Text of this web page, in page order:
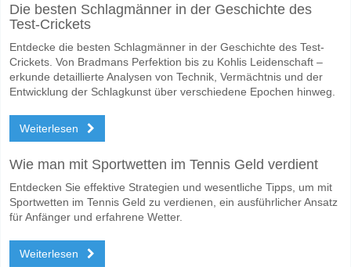
Die besten Schlagmänner in der Geschichte des
Test-Crickets
Entdecke die besten Schlagmänner in der Geschichte des Test-
Crickets. Von Bradmans Perfektion bis zu Kohlis Leidenschaft –
erkunde detaillierte Analysen von Technik, Vermächtnis und der
Entwicklung der Schlagkunst über verschiedene Epochen hinweg.
Weiterlesen
Wie man mit Sportwetten im Tennis Geld verdient
Entdecken Sie effektive Strategien und wesentliche Tipps, um mit
Sportwetten im Tennis Geld zu verdienen, ein ausführlicher Ansatz
für Anfänger und erfahrene Wetter.
Weiterlesen